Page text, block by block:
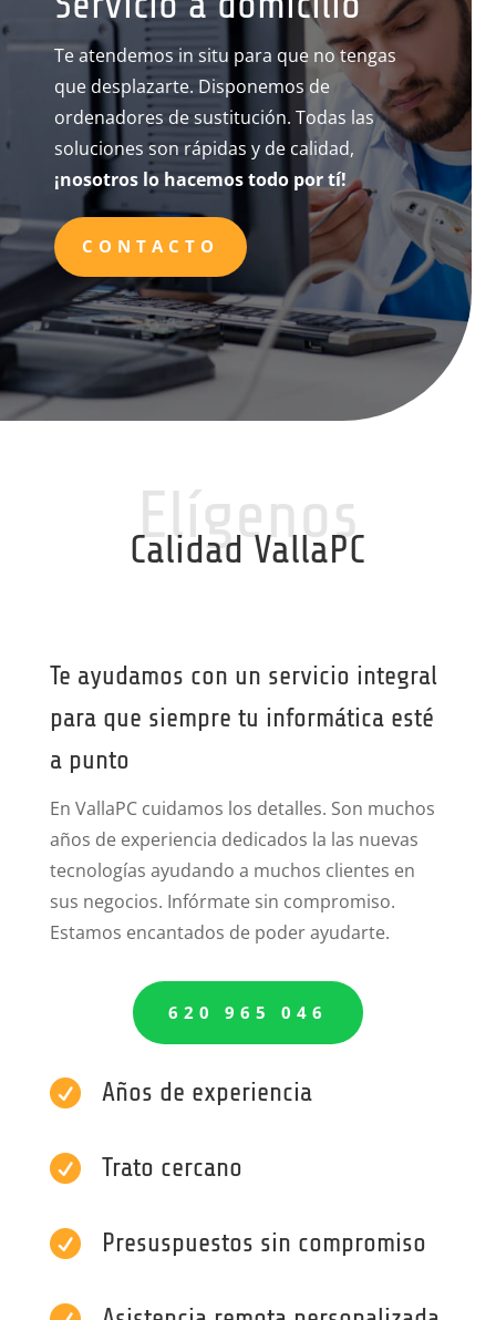
Te atendemos in situ para que no tengas
que desplazarte. Disponemos de
ordenadores de sustitución. Todas las
soluciones son rápidas y de calidad,
¡nosotros lo hacemos todo por tí!
CONTACTO
Elígenos
Calidad VallaPC
Te ayudamos con un servicio integral
para que siempre tu informática esté
a punto
En VallaPC cuidamos los detalles. Son muchos
años de experiencia dedicados la las nuevas
tecnologías ayudando a muchos clientes en
sus negocios. Infórmate sin compromiso.
Estamos encantados de poder ayudarte.
620 965 046
 Años de experiencia
 Trato cercano
 Presuspuestos sin compromiso